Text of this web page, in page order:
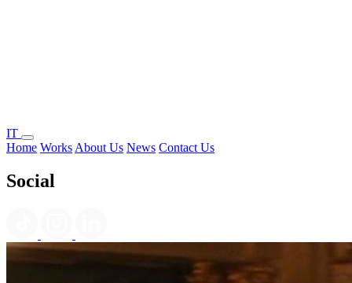
IT
Home Works About Us News Contact Us
Social